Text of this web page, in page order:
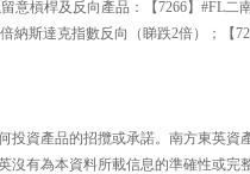
意槓桿及反向產品：【7266】#FL
納斯達克指數反向（睇跌2倍）；【
投資產品的招攬或承諾。南方東英
沒有為本資料所載信息的準確性或